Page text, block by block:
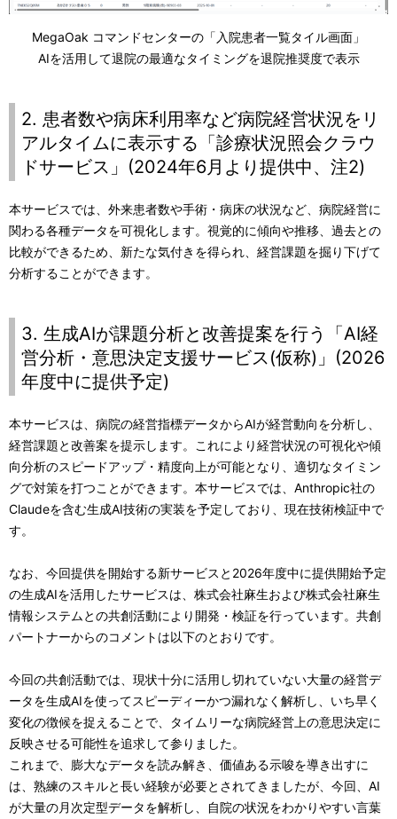
MegaOak コマンドセンターの「入院患者一覧タイル画面」
AIを活用して退院の最適なタイミングを退院推奨度で表示
2. 患者数や病床利用率など病院経営状況をリ
アルタイムに表示する「診療状況照会クラウ
ドサービス」(2024年6月より提供中、注2)
本サービスでは、外来患者数や手術・病床の状況など、病院経営に
関わる各種データを可視化します。視覚的に傾向や推移、過去との
比較ができるため、新たな気付きを得られ、経営課題を掘り下げて
分析することができます。
3. 生成AIが課題分析と改善提案を行う「AI経
営分析・意思決定支援サービス(仮称)」(2026
年度中に提供予定)
本サービスは、病院の経営指標データからAIが経営動向を分析し、
経営課題と改善案を提示します。これにより経営状況の可視化や傾
向分析のスピードアップ・精度向上が可能となり、適切なタイミン
グで対策を打つことができます。本サービスでは、Anthropic社の
Claudeを含む生成AI技術の実装を予定しており、現在技術検証中で
す。
なお、今回提供を開始する新サービスと2026年度中に提供開始予定
の生成AIを活用したサービスは、株式会社麻生および株式会社麻生
情報システムとの共創活動により開発・検証を行っています。共創
パートナーからのコメントは以下のとおりです。
今回の共創活動では、現状十分に活用し切れていない大量の経営デ
ータを生成AIを使ってスピーディーかつ漏れなく解析し、いち早く
変化の徴候を捉えることで、タイムリーな病院経営上の意思決定に
反映させる可能性を追求して参りました。
これまで、膨大なデータを読み解き、価値ある示唆を導き出すに
は、熟練のスキルと長い経験が必要とされてきましたが、今回、AI
が大量の月次定型データを解析し、自院の状況をわかりやすい言葉